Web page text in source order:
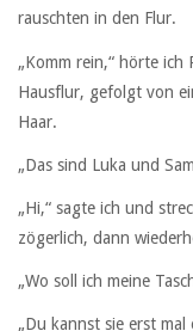
rauschten in den Flur.
„Komm rein,“ hörte ich
Hausflur, gefolgt von
Haar.
„Das sind Luka und
„Hi,“ sagte ich und
zögerlich, dann
„Wo soll ich meine
„Du kannst sie erst